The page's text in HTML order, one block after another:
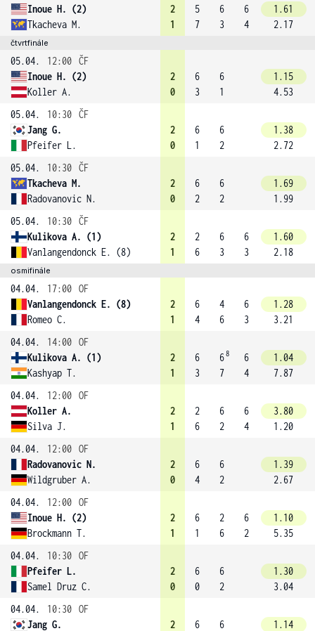
Inoue H. (2)
Tkacheva M.
2
1
5
7
6
3
6
4
1.61
2.17
čtvrtfinále
05.04. 12:00 ČF
Inoue H. (2)
Koller A.
2
0
6
3
6
1
1.15
4.53
05.04.
10:30 ČF
Jang G.
Pfeifer L.
2
0
6
1
6
2
1.38
2.72
05.04.
10:30 ČF
Tkacheva M.
Radovanovic N.
2
0
6
2
6
2
1.69
1.99
05.04.
10:30 ČF
Kulikova A. (1)
Vanlangendonck E. (8)
2
1
2
6
6
3
6
3
1.60
2.18
osmifinále
04.04. 17:00 OF
Vanlangendonck E. (8)
Romeo C.
2
1
6
4
4
6
6
3
1.28
3.21
04.04.
14:00 OF
Kulikova A. (1)
Kashyap T.
2
1
6
3
68
7
6
4
1.04
7.87
04.04.
12:00 OF
Koller A.
Silva J.
2
1
2
6
6
2
6
4
3.80
1.20
04.04.
12:00 OF
Radovanovic N.
Wildgruber A.
2
0
6
4
6
2
1.39
2.67
04.04.
12:00 OF
Inoue H. (2)
Brockmann T.
2
1
6
1
2
6
6
2
1.10
5.35
04.04.
10:30 OF
Pfeifer L.
Samel Druz C.
2
0
6
0
6
2
1.30
3.04
04.04.
10:30 OF
Jang G.
2
6
6
1.14